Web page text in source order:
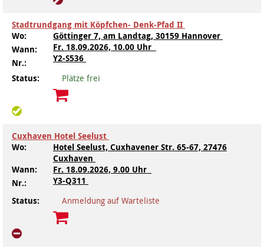
Stadtrundgang mit Köpfchen- Denk-Pfad II
Wo:
Göttinger 7, am Landtag, 30159 Hannover
Wann:
Fr. 18.09.2026, 10.00 Uhr
Nr.:
Y2-S536
Status:
Plätze frei
Cuxhaven Hotel Seelust
Wo:
Hotel Seelust, Cuxhavener Str. 65-67, 27476
Cuxhaven
Wann:
Fr. 18.09.2026, 9.00 Uhr
Nr.:
Y3-Q311
Status:
Anmeldung auf Warteliste